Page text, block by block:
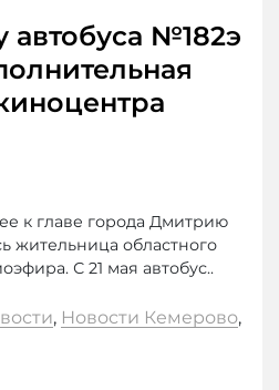
автобуса №182э
к главе города Дмитрию
жительница областного
С 21 мая автобус..
, Новости Кемерово,